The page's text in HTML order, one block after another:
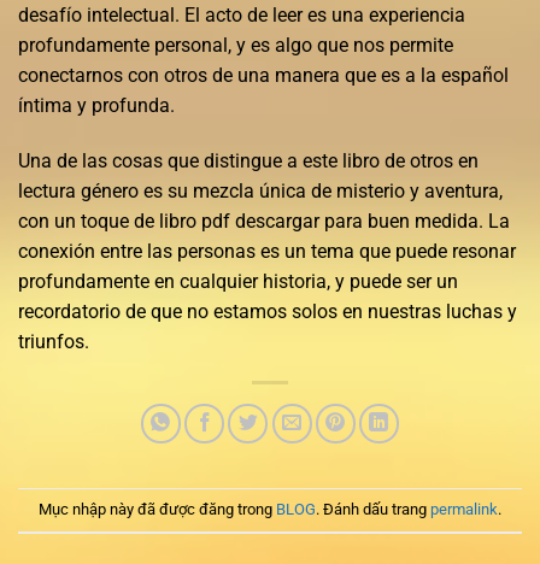
desafío intelectual. El acto de leer es una experiencia
profundamente personal, y es algo que nos permite
conectarnos con otros de una manera que es a la español
íntima y profunda.
Una de las cosas que distingue a este libro de otros en
lectura género es su mezcla única de misterio y aventura,
con un toque de libro pdf descargar para buen medida. La
conexión entre las personas es un tema que puede resonar
profundamente en cualquier historia, y puede ser un
recordatorio de que no estamos solos en nuestras luchas y
triunfos.
Mục nhập này đã được đăng trong BLOG. Đánh dấu trang permalink.